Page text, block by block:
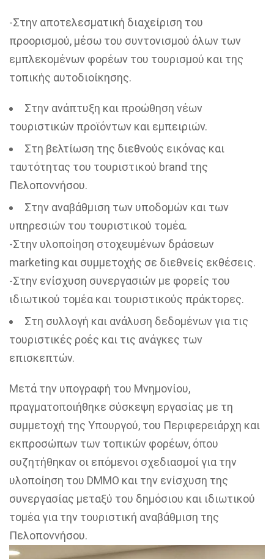
-Στην αποτελεσματική διαχείριση του
προορισμού, μέσω του συντονισμού όλων των
εμπλεκομένων φορέων του τουρισμού και της
τοπικής αυτοδιοίκησης.
Στην ανάπτυξη και προώθηση νέων
τουριστικών προϊόντων και εμπειριών.
Στη βελτίωση της διεθνούς εικόνας και
ταυτότητας του τουριστικού brand της
Πελοποννήσου.
Στην αναβάθμιση των υποδομών και των
υπηρεσιών του τουριστικού τομέα.
-Στην υλοποίηση στοχευμένων δράσεων
marketing και συμμετοχής σε διεθνείς εκθέσεις.
-Στην ενίσχυση συνεργασιών με φορείς του
ιδιωτικού τομέα και τουριστικούς πράκτορες.
Στη συλλογή και ανάλυση δεδομένων για τις
τουριστικές ροές και τις ανάγκες των
επισκεπτών.
Μετά την υπογραφή του Μνημονίου,
πραγματοποιήθηκε σύσκεψη εργασίας με τη
συμμετοχή της Υπουργού, του Περιφερειάρχη και
εκπροσώπων των τοπικών φορέων, όπου
συζητήθηκαν οι επόμενοι σχεδιασμοί για την
υλοποίηση του DMMO και την ενίσχυση της
συνεργασίας μεταξύ του δημόσιου και ιδιωτικού
τομέα για την τουριστική αναβάθμιση της
Πελοποννήσου.